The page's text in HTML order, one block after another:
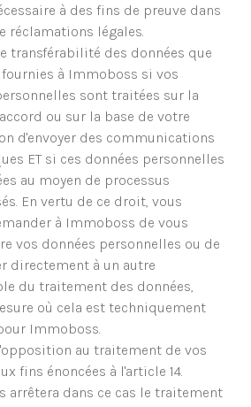
à des fins de preuve dans
réclamations légales.
transférabilité des données que
fournies à Immoboss si vos
sont traitées sur la
ou sur la base de votre
d'envoyer des communications
ET si ces données personnelles
au moyen de processus
En vertu de ce droit, vous
à Immoboss de vous
vos données personnelles ou de
directement à un autre
du traitement des données,
où cela est techniquement
Immoboss.
au traitement de vos
fins énoncées à l'article 14.
arrêtera dans ce cas le traitement